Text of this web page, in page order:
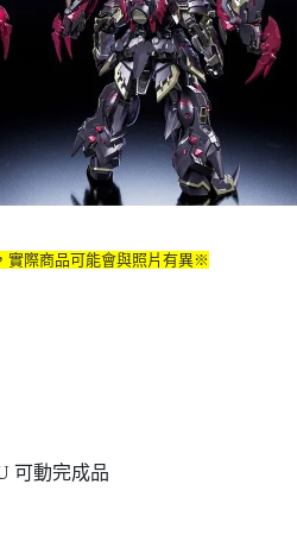
實際商品可能會與照片有異※
可動完成品